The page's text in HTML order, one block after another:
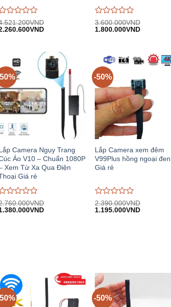
VND
VNDGiá
Được
đánh
3.600.000VND
Giá
1.800.000VNDGiá
Camera Ngụy Trang
Áo V10 – Chuẩn 1080P
Xem Từ Xa Qua Điện
Giá rẻ
VND
VNDGiá
-50%
Lắp Camera xem đêm
V99Plus hồng ngoại đen
Giá rẻ
Được
đánh
2.390.000VND
Giá
1.195.000VNDGiá
-50%